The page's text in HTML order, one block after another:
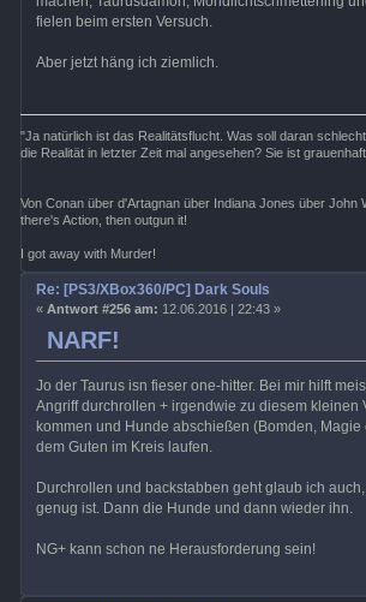
fielen beim ersten Versuch.
Aber jetzt häng ich ziemlich.
"Ja natürlich ist das Realitätsflucht. Was soll daran
die Realität in letzter Zeit mal angesehen? Sie ist
Von Conan über d'Artagnan über Indiana Jones über John
there's Action, then outgun it!
I got away with Murder!
NARF!
Re: [PS3/XBox360/PC] Dark Souls
« Antwort #256 am: 12.06.2016 | 22:43 »
Jo der Taurus isn fieser one-hitter. Bei mir hilft
Angriff durchrollen + irgendwie zu diesem kleinen
kommen und Hunde abschießen (Bomden, Magie
dem Guten im Kreis laufen.
Durchrollen und backstabben geht glaub ich auch,
genug ist. Dann die Hunde und dann wieder ihn.
NG+ kann schon ne Herausforderung sein!